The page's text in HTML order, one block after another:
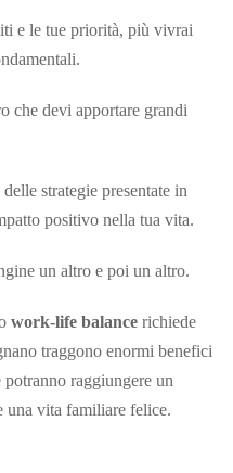
e le tue priorità, più vivrai
che devi apportare grandi
strategie presentate in
positivo nella tua vita.
un altro e poi un altro.
work-life balance richiede
traggono enormi benefici
raggiungere un
una vita familiare felice.